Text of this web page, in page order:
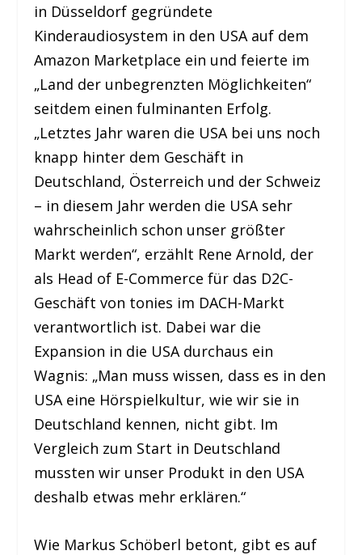
in Düsseldorf gegründete
Kinderaudiosystem in den USA auf dem
Amazon Marketplace ein und feierte im
„Land der unbegrenzten Möglichkeiten“
seitdem einen fulminanten Erfolg.
„Letztes Jahr waren die USA bei uns noch
knapp hinter dem Geschäft in
Deutschland, Österreich und der Schweiz
– in diesem Jahr werden die USA sehr
wahrscheinlich schon unser größter
Markt werden“, erzählt Rene Arnold, der
als Head of E-Commerce für das D2C-
Geschäft von tonies im DACH-Markt
verantwortlich ist. Dabei war die
Expansion in die USA durchaus ein
Wagnis: „Man muss wissen, dass es in den
USA eine Hörspielkultur, wie wir sie in
Deutschland kennen, nicht gibt. Im
Vergleich zum Start in Deutschland
mussten wir unser Produkt in den USA
deshalb etwas mehr erklären.“
Wie Markus Schöberl betont, gibt es auf